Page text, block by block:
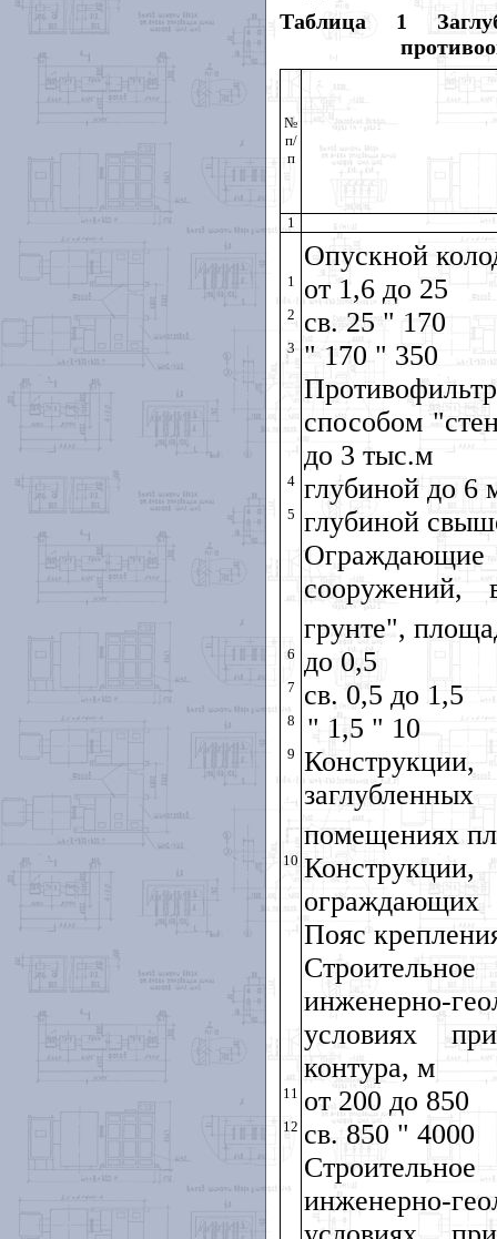
Таблица 1
№
п/
п
1
Опускной
1 от 1,6 до 25
2 св. 25 " 170
3 " 170 " 350
способом
до 3 тыс.м
4 глубиной до 6
5 глубиной
сооружений,
грунте",
6 до 0,5
7 св. 0,5 до 1,5
8 " 1,5 " 10
9
помещениях
10
ограждающих
Пояс
инженерно-
условиях
контура, м
11 от 200 до 850
12 св. 850 " 4000
инженерно-